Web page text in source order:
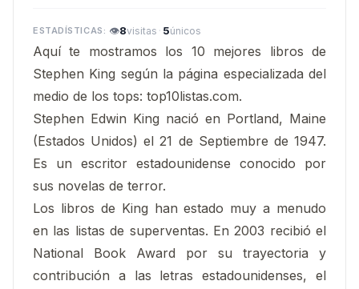
👁8visitas · 5únicos
Aquí te mostramos los 10 mejores libros de
Stephen King según la página especializada del
medio de los tops: top10listas.com.
Stephen Edwin King nació en Portland, Maine
(Estados Unidos) el 21 de Septiembre de 1947.
Es un escritor estadounidense conocido por
sus novelas de terror.
Los libros de King han estado muy a menudo
en las listas de superventas. En 2003 recibió el
National Book Award por su trayectoria y
contribución a las letras estadounidenses, el